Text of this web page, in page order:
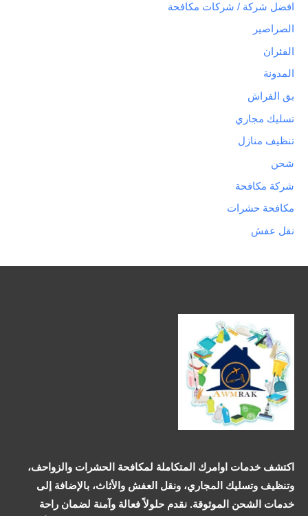
افضل شركة / شركات مكافحة
الصراصير
الفئران
المدونة
بق الفراش
تسليك مجاري
تنظيف منازل
شحن
شركة مكافحة
مكافحة حشرات
نقل عفش
اكتشف خدمات اوامرك المتكاملة لمكافحة الحشرات والزواحف،
وتنظيف وتسليك المجاري، ونقل العفش والأثاث، بالإضافة إلى
خدمات الشحن الموثوقة. نقدم حلولاً فعالة وآمنة لضمان راحة